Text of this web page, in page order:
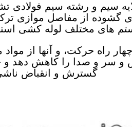
سیم و رشته سیم فولادی
گشوده از مفاصل موازی
های مختلف لوله کشی
راه حرکت، و آنها از
و سر و صدا را کاهش دهد و
گسترش و انقباض ناشی